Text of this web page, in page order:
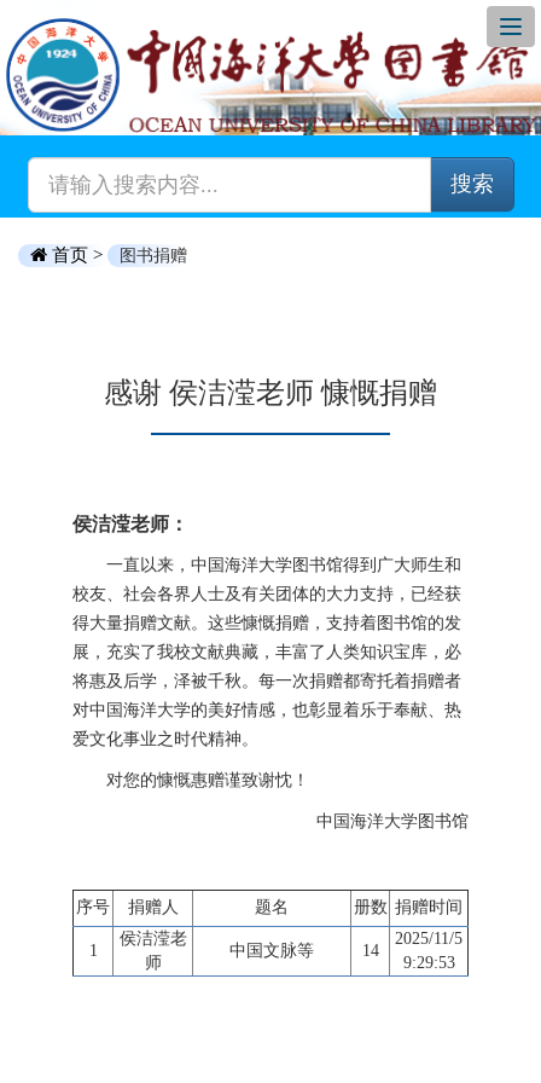
搜索
首页 > 图书捐赠
感谢 侯洁滢老师 慷慨捐赠
侯洁滢老师：
一直以来，中国海洋大学图书馆得到广大师生和
校友、社会各界人士及有关团体的大力支持，已经获
得大量捐赠文献。这些慷慨捐赠，支持着图书馆的发
展，充实了我校文献典藏，丰富了人类知识宝库，必
将惠及后学，泽被千秋。每一次捐赠都寄托着捐赠者
对中国海洋大学的美好情感，也彰显着乐于奉献、热
爱文化事业之时代精神。
对您的慷慨惠赠谨致谢忱！
中国海洋大学图书馆
序号 捐赠人 题名 册数 捐赠时间
1
侯洁滢老
师
中国文脉等 14
2025/11/5
9:29:53